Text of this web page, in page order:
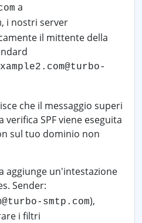
a
, i nostri server
il mittente della
che il messaggio superi
verifica SPF viene eseguita
sul tuo dominio non
aggiunge un'intestazione
Sender:
smtp.com),
i filtri